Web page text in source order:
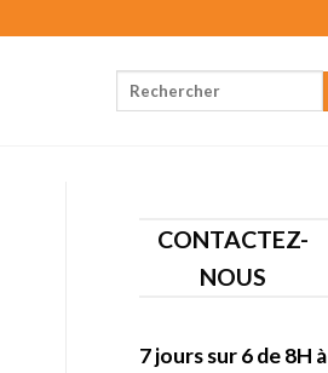
CONTACTEZ-
NOUS
7 jours sur 6 de 8H à